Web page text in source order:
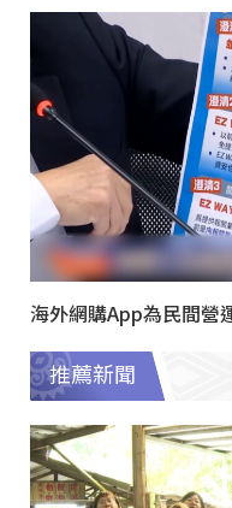
海外網購App為民間營
推薦新聞